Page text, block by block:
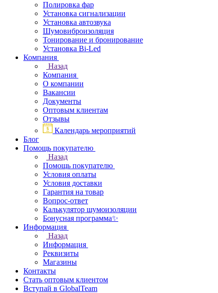
Полировка фар
Установка сигнализации
Установка автозвука
Шумовиброизоляция
Тонирование и бронирование
Установка Bi-Led
Компания
Назад
Компания
О компании
Вакансии
Документы
Оптовым клиентам
Отзывы
Календарь мероприятий
Блог
Помощь покупателю
Назад
Помощь покупателю
Условия оплаты
Условия доставки
Гарантия на товар
Вопрос-ответ
Калькулятор шумоизоляции
Бонусная программа✨
Информация
Назад
Информация
Реквизиты
Магазины
Контакты
Стать оптовым клиентом
Вступай в GlobalTeam